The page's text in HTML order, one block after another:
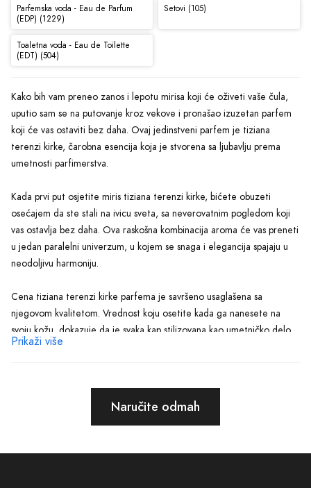
Parfemska voda - Eau de Parfum
(EDP) (1229)
Setovi (105)
Toaletna voda - Eau de Toilette
(EDT) (504)
Kako bih vam preneo zanos i lepotu mirisa koji će oživeti vaše čula,
uputio sam se na putovanje kroz vekove i pronašao izuzetan parfem
koji će vas ostaviti bez daha. Ovaj jedinstveni parfem je tiziana
terenzi kirke, čarobna esencija koja je stvorena sa ljubavlju prema
umetnosti parfimerstva.
Kada prvi put osjetite miris tiziana terenzi kirke, bićete obuzeti
osećajem da ste stali na ivicu sveta, sa neverovatnim pogledom koji
vas ostavlja bez daha. Ova raskošna kombinacija aroma će vas preneti
u jedan paralelni univerzum, u kojem se snaga i elegancija spajaju u
neodoljivu harmoniju.
Cena tiziana terenzi kirke parfema je savršeno usaglašena sa
njegovom kvalitetom. Vrednost koju osetite kada ga nanesete na
svoju kožu, dokazuje da je svaka kap stilizovana kao umetničko delo.
Ovaj parfem je suštinski izraz elegancije i prefinjenosti, što ga čini
terenzi kirke parfem pruža. Osetićete snagu vetra koji nežno ljuljuška
Prikaži više
Naručite odmah